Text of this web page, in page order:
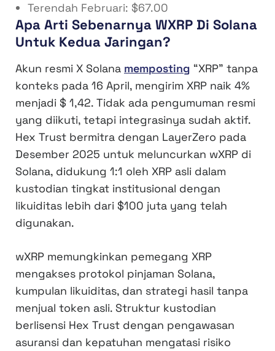
Terendah Februari: $67.00
Apa Arti Sebenarnya WXRP Di Solana
Untuk Kedua Jaringan?
Akun resmi X Solana memposting “XRP” tanpa
konteks pada 16 April, mengirim XRP naik 4%
menjadi $ 1,42. Tidak ada pengumuman resmi
yang diikuti, tetapi integrasinya sudah aktif.
Hex Trust bermitra dengan LayerZero pada
Desember 2025 untuk meluncurkan wXRP di
Solana, didukung 1:1 oleh XRP asli dalam
kustodian tingkat institusional dengan
likuiditas lebih dari $100 juta yang telah
digunakan.
wXRP memungkinkan pemegang XRP
mengakses protokol pinjaman Solana,
kumpulan likuiditas, dan strategi hasil tanpa
menjual token asli. Struktur kustodian
berlisensi Hex Trust dengan pengawasan
asuransi dan kepatuhan mengatasi risiko